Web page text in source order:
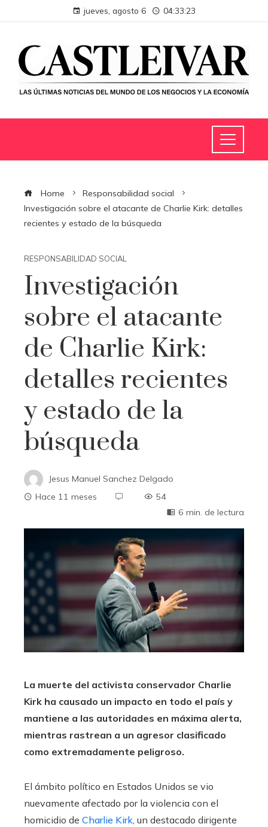
jueves, agosto 6 04:33:24
Home
Responsabilidad social
Investigación sobre el atacante de Charlie Kirk: detalles
recientes y estado de la búsqueda
RESPONSABILIDAD SOCIAL
Investigación
sobre el atacante
de Charlie Kirk:
detalles recientes
y estado de la
búsqueda
Jesus Manuel Sanchez Delgado
Hace 11 meses
54
6 min. de lectura
La muerte del activista conservador Charlie
Kirk ha causado un impacto en todo el país y
mantiene a las autoridades en máxima alerta,
mientras rastrean a un agresor clasificado
como extremadamente peligroso.
El ámbito político en Estados Unidos se vio
nuevamente afectado por la violencia con el
homicidio de Charlie Kirk, un destacado dirigente